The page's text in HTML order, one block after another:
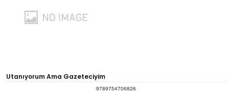
Utanıyorum Ama Gazeteciyim
9789754706826